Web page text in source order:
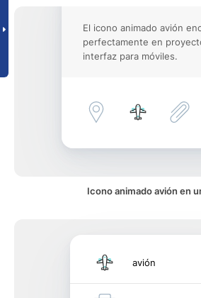
El icono animado avión
perfectamente en
interfaz para móviles.
Icono animado avión en
avión